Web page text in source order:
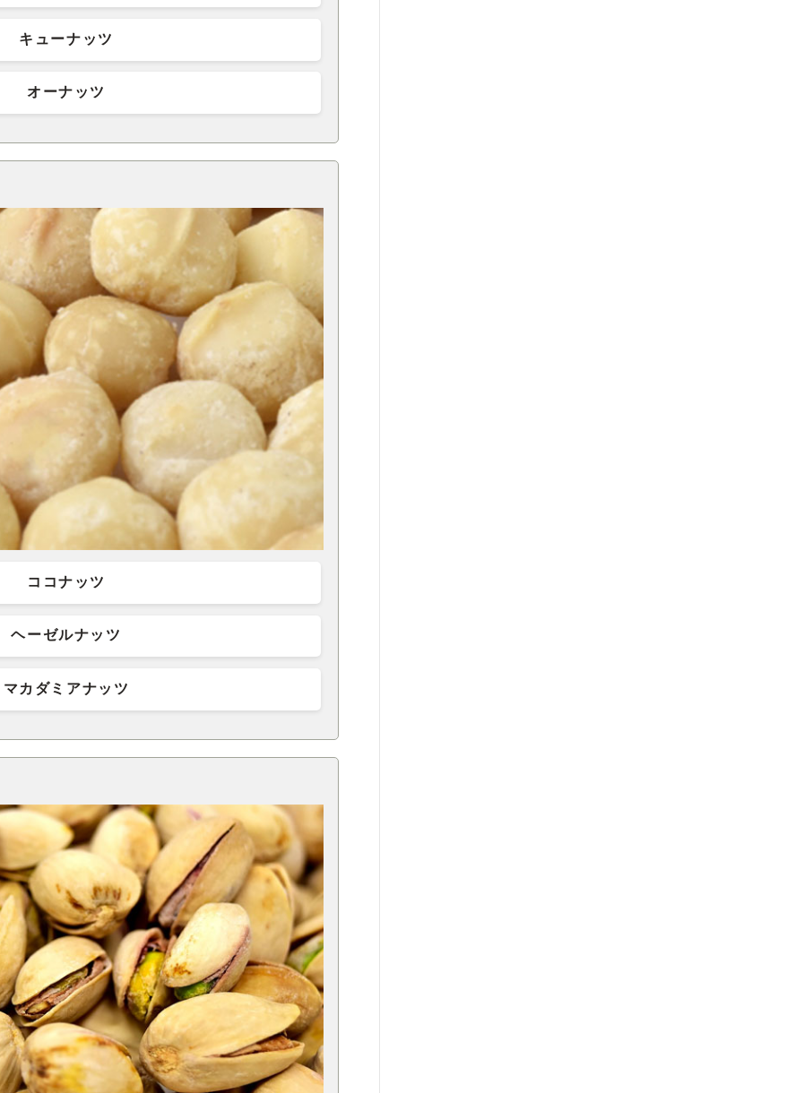
キューナッツ
オーナッツ
ココナッツ
ヘーゼルナッツ
マカダミアナッツ